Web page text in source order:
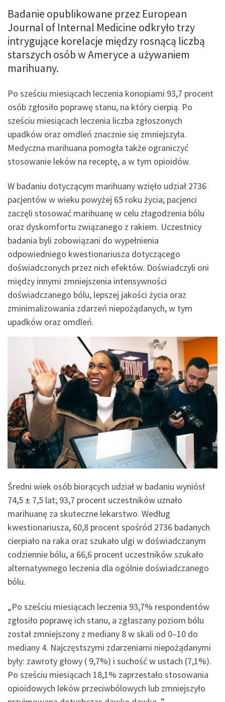
Badanie opublikowane przez European
Journal of Internal Medicine odkryło trzy
intrygujące korelacje między rosnącą liczbą
starszych osób w Ameryce a używaniem
marihuany.
Po sześciu miesiącach leczenia konopiami 93,7 procent
osób zgłosiło poprawę stanu, na który cierpią. Po
sześciu miesiącach leczenia liczba zgłoszonych
upadków oraz omdleń znacznie się zmniejszyła.
Medyczna marihuana pomogła także ograniczyć
stosowanie leków na receptę, a w tym opioidów.
W badaniu dotyczącym marihuany wzięło udział 2736
pacjentów w wieku powyżej 65 roku życia; pacjenci
zaczęli stosować marihuanę w celu złagodzenia bólu
oraz dyskomfortu związanego z rakiem. Uczestnicy
badania byli zobowiązani do wypełnienia
odpowiedniego kwestionariusza dotyczącego
doświadczonych przez nich efektów. Doświadczyli oni
między innymi zmniejszenia intensywności
doświadczanego bólu, lepszej jakości życia oraz
zminimalizowania zdarzeń niepożądanych, w tym
upadków oraz omdleń.
Średni wiek osób biorących udział w badaniu wyniósł
74,5 ± 7,5 lat; 93,7 procent uczestników uznało
marihuanę za skuteczne lekarstwo. Według
kwestionariusza, 60,8 procent spośród 2736 badanych
cierpiało na raka oraz szukało ulgi w doświadczanym
codziennie bólu, a 66,6 procent uczestników szukało
alternatywnego leczenia dla ogólnie doświadczanego
bólu.
„Po sześciu miesiącach leczenia 93,7% respondentów
zgłosiło poprawę ich stanu, a zgłaszany poziom bólu
został zmniejszony z mediany 8 w skali od 0–10 do
mediany 4. Najczęstszymi zdarzeniami niepożądanymi
były: zawroty głowy ( 9,7%) i suchość w ustach (7,1%).
Po sześciu miesiącach 18,1% zaprzestało stosowania
opioidowych leków przeciwbólowych lub zmniejszyło